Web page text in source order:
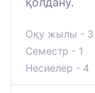
Оқу жылы - 3
Семестр - 1
Несиелер - 4